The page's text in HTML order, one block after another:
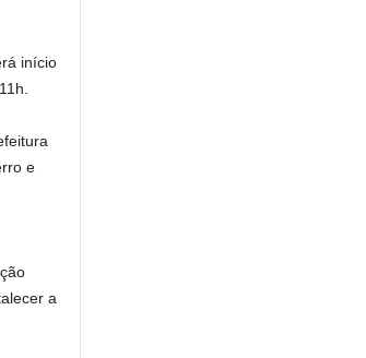
início
e
a